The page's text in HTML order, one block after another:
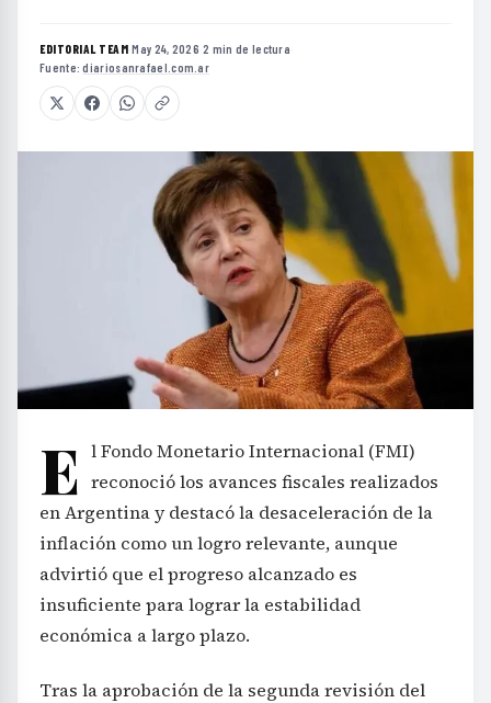
EDITORIAL TEAM·May 24, 2026·2 min de lectura·
Fuente:diariosanrafael.com.ar
E l Fondo Monetario Internacional (FMI)
reconoció los avances fiscales realizados
en Argentina y destacó la desaceleración de la
inflación como un logro relevante, aunque
advirtió que el progreso alcanzado es
insuficiente para lograr la estabilidad
económica a largo plazo.
Tras la aprobación de la segunda revisión del